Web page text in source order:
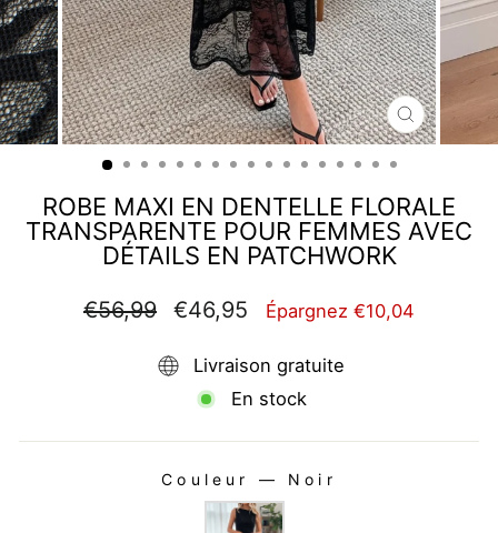
FERMER
(ESC)
ROBE MAXI EN DENTELLE FLORALE
TRANSPARENTE POUR FEMMES AVEC
DÉTAILS EN PATCHWORK
Prix
régulier
€56,99
Prix
réduit
€46,95 Épargnez €10,04
Livraison gratuite
En stock
Couleur — Noir